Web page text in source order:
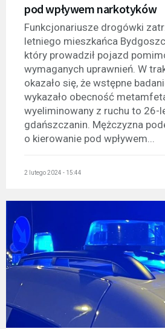
pod wpływem narkotyków
Funkcjonariusze drogówki
letniego mieszkańca
który prowadził pojazd
wymaganych uprawnień. W
okazało się, że wstępne
wykazało obecność
wyeliminowany z ruchu to 26-
gdańszczanin. Mężczyzna
o kierowanie pod wpływem...
2 lutego 2024 - 15:44